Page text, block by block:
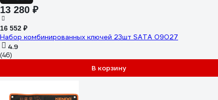
13 280 ₽
16 552 ₽
Набор комбинированных ключей 23шт SATA 09027
4.9
(46)
В корзину